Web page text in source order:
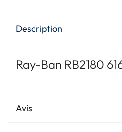
Description
Ray-Ban RB2180
Avis